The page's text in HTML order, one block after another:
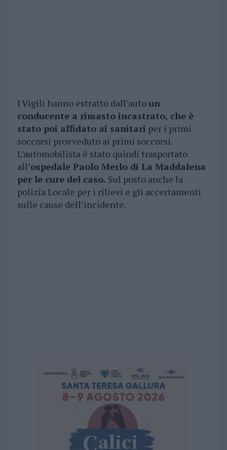
I Vigili hanno estratto dall’autoun
conducente a rimasto incastrato, che è
stato poi affidato ai sanitari per i primi
soccorsi provveduto ai primi soccorsi.
L’automobilista è stato quindi trasportato
all’ospedale Paolo Merlo di La Maddalena
per le cure del caso. Sul posto anche la
polizia Locale per i rilievi e gli accertamenti
sulle cause dell’incidente.